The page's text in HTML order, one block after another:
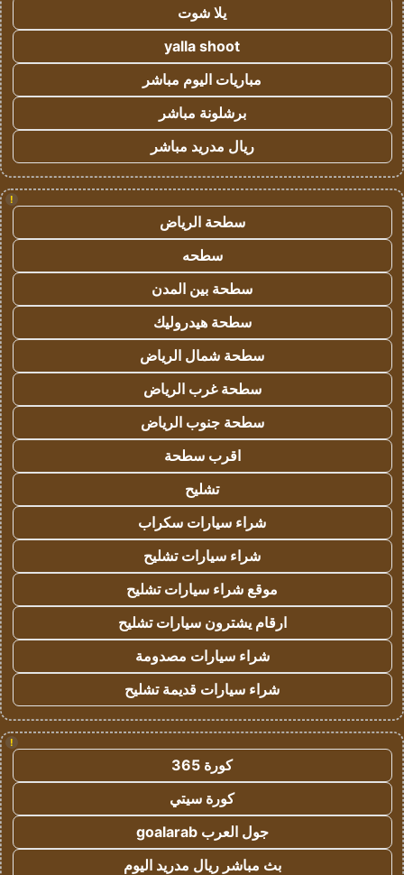
يلا شوت
yalla shoot
مباريات اليوم مباشر
برشلونة مباشر
ريال مدريد مباشر
!
سطحة الرياض
سطحه
سطحة بين المدن
سطحة هيدروليك
سطحة شمال الرياض
سطحة غرب الرياض
سطحة جنوب الرياض
اقرب سطحة
تشليح
شراء سيارات سكراب
شراء سيارات تشليح
موقع شراء سيارات تشليح
ارقام يشترون سيارات تشليح
شراء سيارات مصدومة
شراء سيارات قديمة تشليح
!
كورة 365
كورة سيتي
جول العرب goalarab
بث مباشر ريال مدريد اليوم